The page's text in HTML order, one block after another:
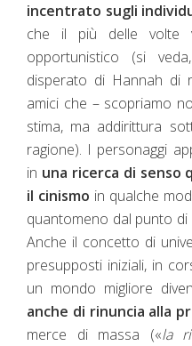
incentrato sugli
che il più delle volte
opportunistico (si
disperato di Hannah di
amici che – scopriamo
stima, ma addirittura
ragione). I personaggi
in una ricerca di senso
il cinismo in qualche
quantomeno dal punto di
Anche il concetto di
presupposti iniziali, in
un mondo migliore
anche di rinuncia alla
merce di massa («la